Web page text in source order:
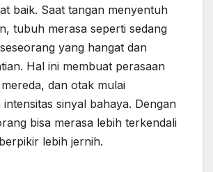
baik. Saat tangan menyentuh
tubuh merasa seperti sedang
yang hangat dan
Hal ini membuat perasaan
dan otak mulai
sinyal bahaya. Dengan
bisa merasa lebih terkendali
lebih jernih.